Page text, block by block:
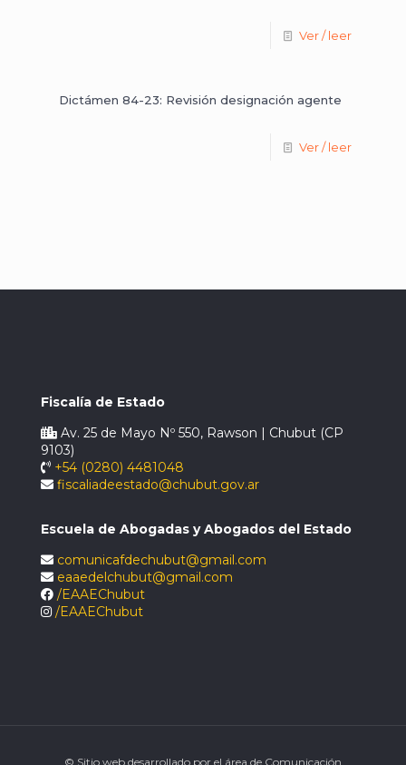
Ver / leer
Dictámen 84-23: Revisión designación agente
Ver / leer
Fiscalía de Estado
Av. 25 de Mayo Nº 550, Rawson | Chubut (CP
9103)
+54 (0280) 4481048
fiscaliadeestado@chubut.gov.ar
Escuela de Abogadas y Abogados del Estado
comunicafdechubut@gmail.com
eaaedelchubut@gmail.com
/EAAEChubut
/EAAEChubut
© Sitio web desarrollado por el área de Comunicación